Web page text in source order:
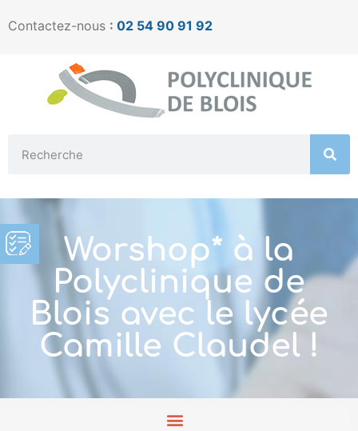
Contactez-nous : 02 54 90 91 92
Worshop* à la
Polyclinique de
Blois avec le lycée
Camille Claudel !